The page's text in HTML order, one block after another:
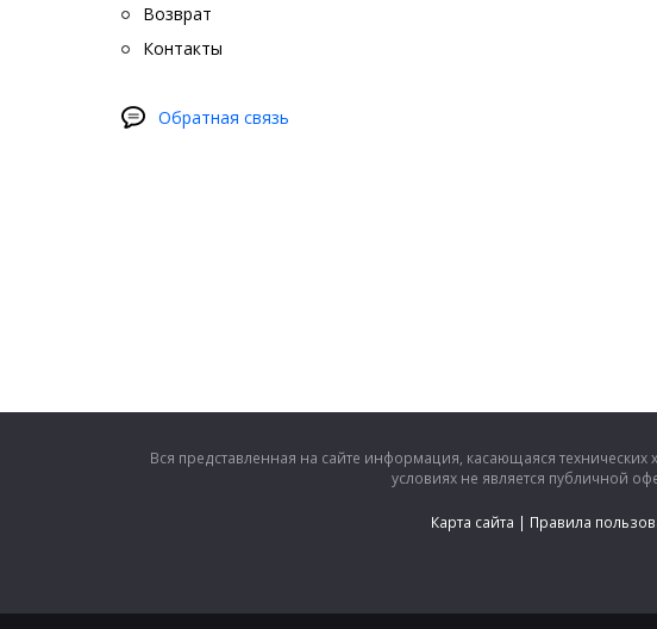
Возврат
Контакты
Обратная связь
Вся представленная на сайте информация, касающаяся
условиях не является публичной
Карта сайта | Правила